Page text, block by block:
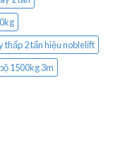
thấp 2 tấn hiệu noblelift
1500kg 3m